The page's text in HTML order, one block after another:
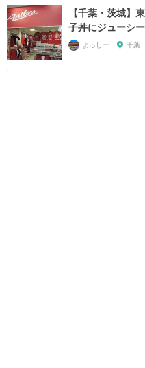
【千葉・茨城】
子丼にジューシ
よっしー 千葉